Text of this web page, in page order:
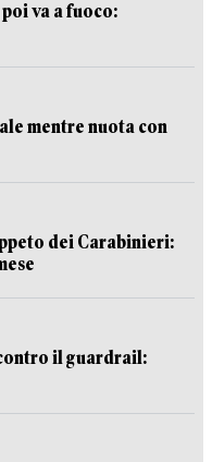
va a fuoco:
mentre nuota con
dei Carabinieri:
il guardrail: